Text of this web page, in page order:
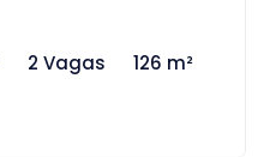
2 Vagas 126 m²